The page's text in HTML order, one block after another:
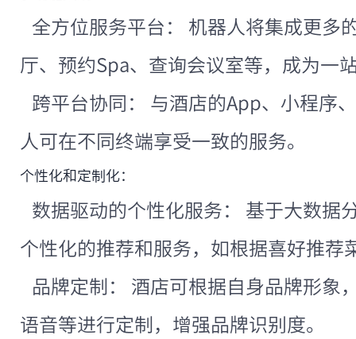
全方位服务平台： 机器人将集成更多
厅、预约Spa、查询会议室等，成为一
跨平台协同： 与酒店的App、小程序
人可在不同终端享受一致的服务。
个性化和定制化：
数据驱动的个性化服务： 基于大数据
个性化的推荐和服务，如根据喜好推荐
品牌定制： 酒店可根据自身品牌形象
语音等进行定制，增强品牌识别度。